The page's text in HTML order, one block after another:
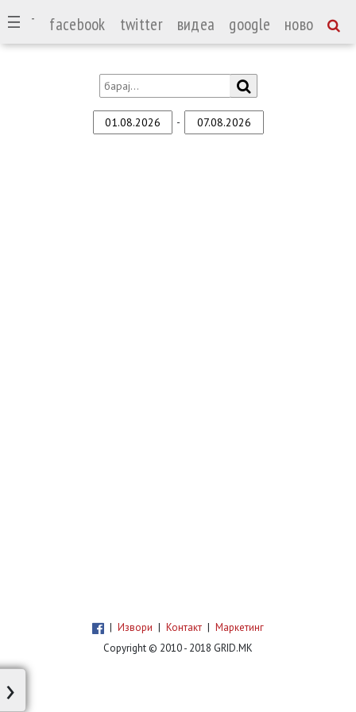
facebook twitter видеа google ново
-
| Извори | Контакт | Маркетинг
Copyright © 2010 - 2018 GRID.MK
›